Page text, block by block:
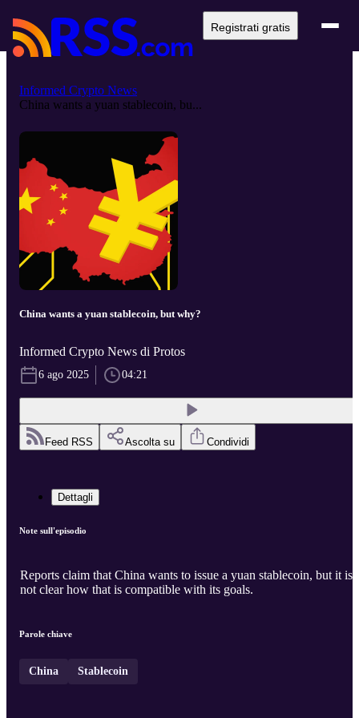
Registrati gratis
Informed Crypto News
China wants a yuan stablecoin, bu...
China wants a yuan stablecoin, but why?
Informed Crypto News di Protos
6 ago 2025 04:21
Feed RSS Ascolta su Condividi
Dettagli
Note sull'episodio
Reports claim that China wants to issue a yuan stablecoin, but it is
not clear how that is compatible with its goals.
Parole chiave
China Stablecoin